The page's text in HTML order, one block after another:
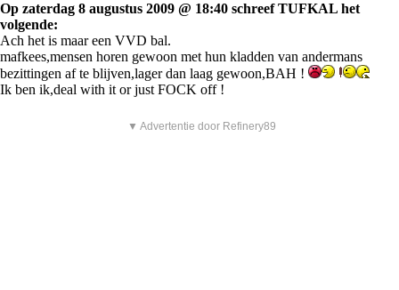
Op zaterdag 8 augustus 2009 @ 18:40 schreef TUFKAL het
volgende:
Ach het is maar een VVD bal.
mafkees,mensen horen gewoon met hun kladden van andermans
bezittingen af te blijven,lager dan laag gewoon,BAH !
Ik ben ik,deal with it or just FOCK off !
▼ Advertentie door Refinery89